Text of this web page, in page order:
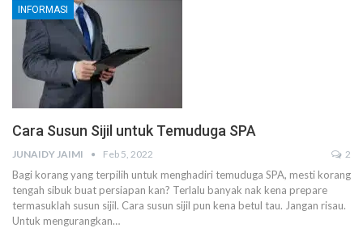
INFORMASI
Cara Susun Sijil untuk Temuduga SPA
JUNAIDY JAIMI Feb 5, 2022 2
Bagi korang yang terpilih untuk menghadiri temuduga SPA, mesti korang
tengah sibuk buat persiapan kan? Terlalu banyak nak kena prepare
termasuklah susun sijil. Cara susun sijil pun kena betul tau. Jangan risau.
Untuk mengurangkan…